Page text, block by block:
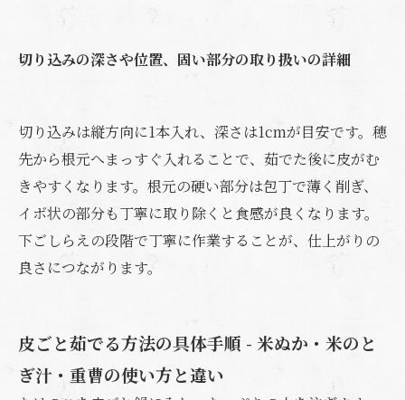
切り込みの深さや位置、固い部分の取り扱いの詳細
切り込みは縦方向に1本入れ、深さは1cmが目安です。穂
先から根元へまっすぐ入れることで、茹でた後に皮がむ
きやすくなります。根元の硬い部分は包丁で薄く削ぎ、
イボ状の部分も丁寧に取り除くと食感が良くなります。
下ごしらえの段階で丁寧に作業することが、仕上がりの
良さにつながります。
皮ごと茹でる方法の具体手順 - 米ぬか・米のと
ぎ汁・重曹の使い方と違い